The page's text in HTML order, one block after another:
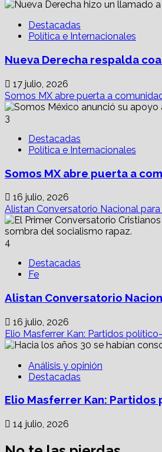
Destacadas
Política e Internacionales
Nueva Derecha respalda
17 julio, 2026
Somos MX abre puerta a
3
Destacadas
Política e Internacionales
Somos MX abre puerta a
16 julio, 2026
Alistan Conversatorio Nacional
4
Destacadas
Fe
Alistan Conversatorio
16 julio, 2026
Elio Masferrer Kan: Partidos
Análisis y opinión
Destacadas
Elio Masferrer Kan:
14 julio, 2026